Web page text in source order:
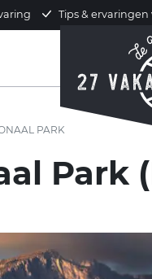
Tips & ervaringen
PARK
Park